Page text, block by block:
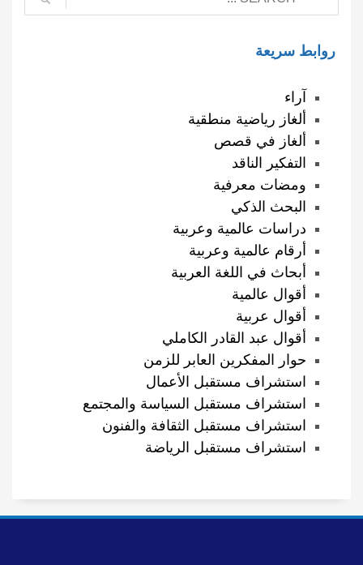
روابط سريعة
آراء
ألغاز رياضية منطقية
ألغاز في قصص
التفكير الناقد
ومضات معرفية
البحث الذكي
دراسات عالمية وعربية
أرقام عالمية وعربية
أبحاث في اللغة العربية
أقوال عالمية
أقوال عربية
أقوال عبد القادر الكاملي
حوار المفكرين العابر للزمن
استشراف مستقبل الأعمال
استشراف مستقبل السياسة والمجتمع
استشراف مستقبل الثقافة والفنون
استشراف مستقبل الرياضة